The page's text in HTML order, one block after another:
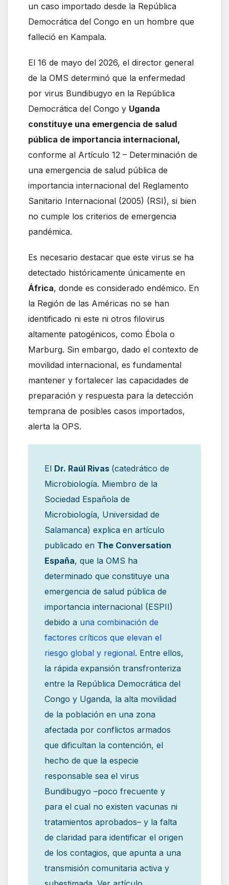
un caso importado desde la República
Democrática del Congo en un hombre que
falleció en Kampala.
El 16 de mayo del 2026, el director general
de la OMS determinó que la enfermedad
por virus Bundibugyo en la República
Democrática del Congo y Uganda
constituye una emergencia de salud
pública de importancia internacional,
conforme al Artículo 12 – Determinación de
una emergencia de salud pública de
importancia internacional del Reglamento
Sanitario Internacional (2005) (RSI), si bien
no cumple los criterios de emergencia
pandémica.
Es necesario destacar que este virus se ha
detectado históricamente únicamente en
África, donde es considerado endémico. En
la Región de las Américas no se han
identificado ni este ni otros filovirus
altamente patogénicos, como Ébola o
Marburg. Sin embargo, dado el contexto de
movilidad internacional, es fundamental
mantener y fortalecer las capacidades de
preparación y respuesta para la detección
temprana de posibles casos importados,
alerta la OPS.
El Dr. Raúl Rivas (catedrático de
Microbiología. Miembro de la
Sociedad Española de
Microbiología, Universidad de
Salamanca) explica en artículo
publicado en The Conversation
España, que la OMS ha
determinado que constituye una
emergencia de salud pública de
importancia internacional (ESPII)
debido a una combinación de
factores críticos que elevan el
riesgo global y regional. Entre ellos,
la rápida expansión transfronteriza
entre la República Democrática del
Congo y Uganda, la alta movilidad
de la población en una zona
afectada por conflictos armados
que dificultan la contención, el
hecho de que la especie
responsable sea el virus
Bundibugyo –poco frecuente y
para el cual no existen vacunas ni
tratamientos aprobados– y la falta
de claridad para identificar el origen
de los contagios, que apunta a una
transmisión comunitaria activa y